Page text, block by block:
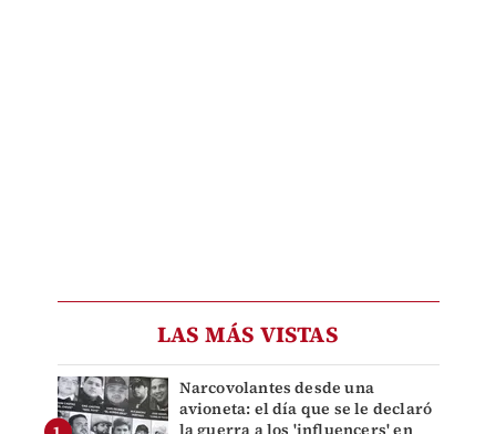
LAS MÁS VISTAS
Narcovolantes desde una
avioneta: el día que se le declaró